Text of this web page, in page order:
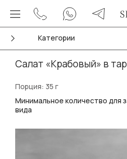
Категории
Салат «Крабовый» в
Порция: 35 г
Минимальное количество для
вида